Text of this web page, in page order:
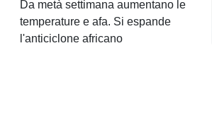
Da metà settimana aumentano le
temperature e afa. Si espande
l'anticiclone africano